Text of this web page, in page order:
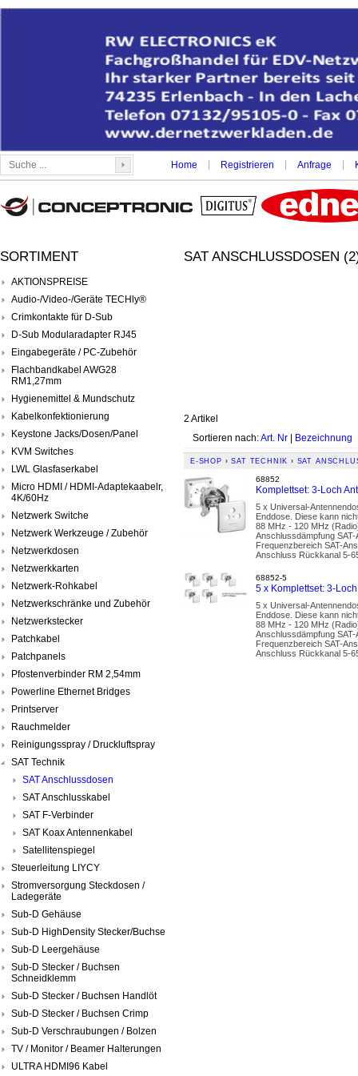
Home Registrieren Anfrage
SORTIMENT
AKTIONSPREISE
Audio-/Video-/Geräte TECHly®
Crimkontakte für D-Sub
D-Sub Modularadapter RJ45
Eingabegeräte / PC-Zubehör
Flachbandkabel AWG28
RM1,27mm
Hygienemittel & Mundschutz
Kabelkonfektionierung
Keystone Jacks/Dosen/Panel
KVM Switches
LWL Glasfaserkabel
Micro HDMI / HDMI-Adaptekaabelr,
4K/60Hz
Netzwerk Switche
Netzwerk Werkzeuge / Zubehör
Netzwerkdosen
Netzwerkkarten
Netzwerk-Rohkabel
Netzwerkschränke und Zubehör
Netzwerkstecker
Patchkabel
Patchpanels
Pfostenverbinder RM 2,54mm
Powerline Ethernet Bridges
Printserver
Rauchmelder
Reinigungsspray / Druckluftspray
SAT Technik
SAT Anschlussdosen
SAT Anschlusskabel
SAT F-Verbinder
SAT Koax Antennenkabel
Satellitenspiegel
Steuerleitung LIYCY
Stromversorgung Steckdosen /
Ladegeräte
Sub-D Gehäuse
Sub-D HighDensity Stecker/Buchse
Sub-D Leergehäuse
Sub-D Stecker / Buchsen
Schneidklemm
Sub-D Stecker / Buchsen Handlöt
Sub-D Stecker / Buchsen Crimp
Sub-D Verschraubungen / Bolzen
TV / Monitor / Beamer Halterungen
ULTRA HDMI96 Kabel
SAT ANSCHLUSSDOSEN
2 Artikel
Sortieren nach:Art. Nr | Bezeichnung
E-SHOP › SAT TECHNIK › SAT
68852
Komplettset: 3-Loch
5 x Universal-
Enddose. Diese kann
88 MHz - 120 MHz
Anschlussdämpfung
Frequenzbereich SAT-
Anschluss Rückkanal 5-
68852-5
5 x Komplettset: 3-
5 x Universal-
Enddose. Diese kann
88 MHz - 120 MHz
Anschlussdämpfung
Frequenzbereich SAT-
Anschluss Rückkanal 5-